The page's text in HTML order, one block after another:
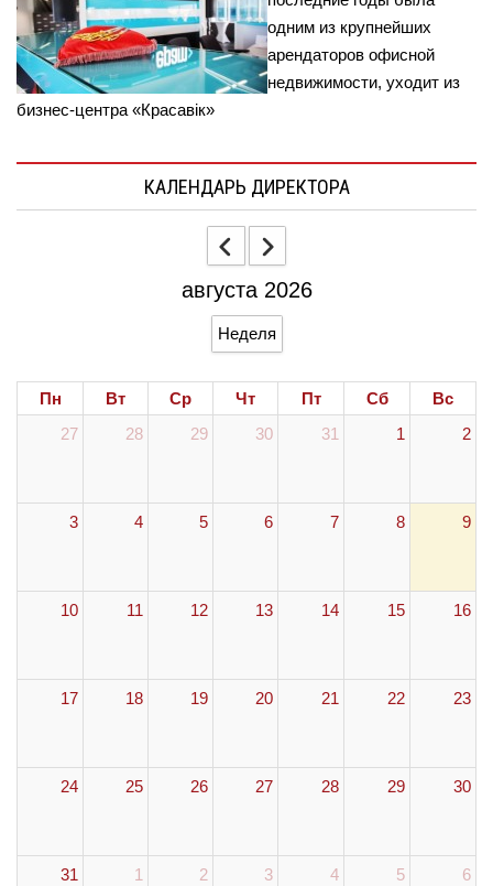
одним из крупнейших
арендаторов офисной
недвижимости, уходит из
бизнес-центра «Красавiк»
КАЛЕНДАРЬ ДИРЕКТОРА
августа 2026
Неделя
Пн Вт Ср Чт Пт Сб
Вс
27
28 29 30 31 1 2
3 4 5 6 7 8 9
10 11 12 13 14 15 16
17 18 19 20 21 22 23
24 25 26 27 28 29 30
31 1 2 3 4 5 6